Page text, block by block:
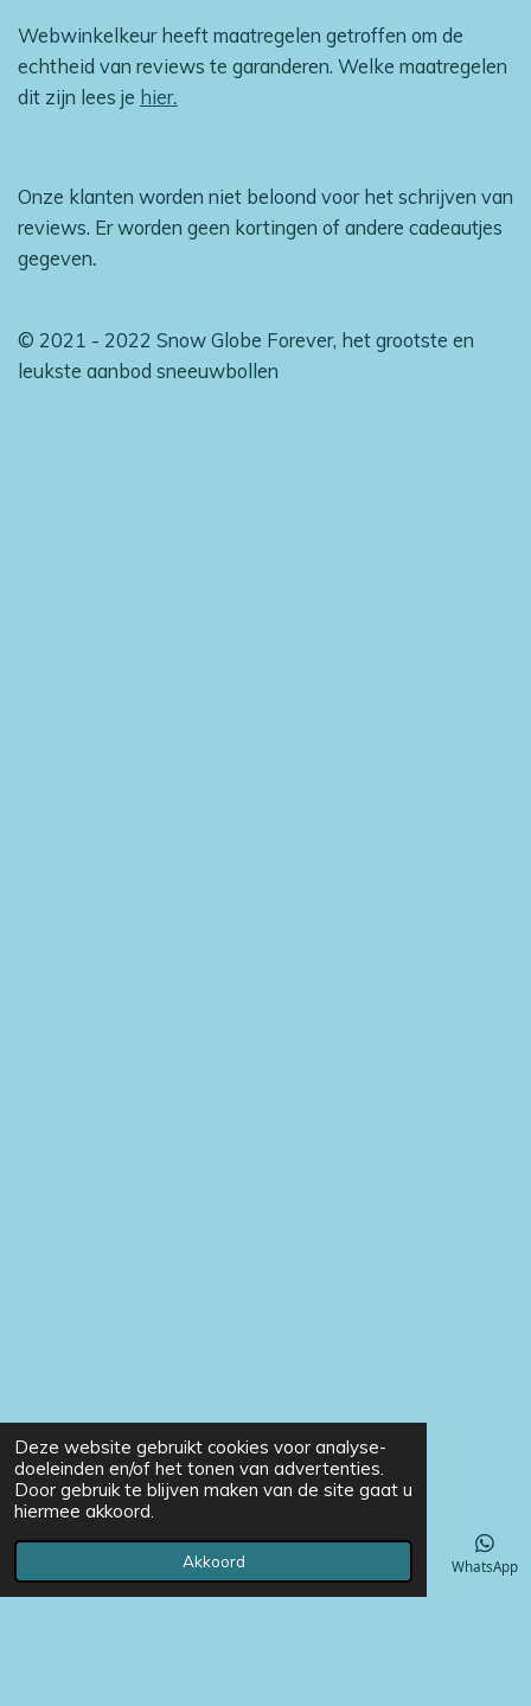
Deze website gebruikt cookies voor analyse-
doeleinden en/of het tonen van advertenties.
Door gebruik te blijven maken van de site gaat u
hiermee akkoord.
Akkoord
Webwinkelkeur heeft maatregelen getroffen om de
echtheid van reviews te garanderen. Welke maatregelen
dit zijn lees je hier.
Onze klanten worden niet beloond voor het schrijven van
reviews. Er worden geen kortingen of andere cadeautjes
gegeven.
© 2021 - 2022 Snow Globe Forever, het grootste en
leukste aanbod sneeuwbollen
Telefoonnummer WhatsApp